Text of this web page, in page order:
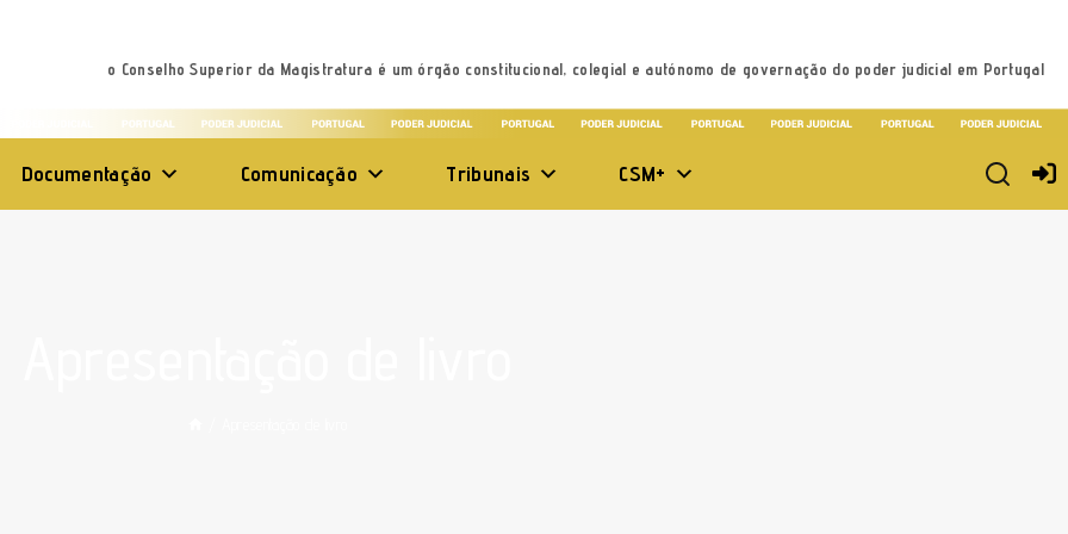
o Conselho Superior da Magistratura é um órgão constitucional, colegial e autónomo de governação do poder judicial em Portugal
Documentação Comunicação Tribunais CSM+